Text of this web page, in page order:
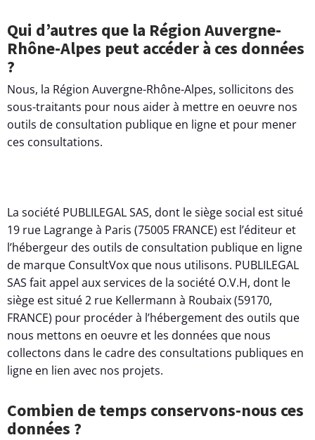
Qui d’autres que la Région Auvergne-
Rhône-Alpes peut accéder à ces données
?
Nous, la Région Auvergne-Rhône-Alpes, sollicitons des
sous-traitants pour nous aider à mettre en oeuvre nos
outils de consultation publique en ligne et pour mener
ces consultations.
La société PUBLILEGAL SAS, dont le siège social est situé
19 rue Lagrange à Paris (75005 FRANCE) est l’éditeur et
l’hébergeur des outils de consultation publique en ligne
de marque ConsultVox que nous utilisons. PUBLILEGAL
SAS fait appel aux services de la société O.V.H, dont le
siège est situé 2 rue Kellermann à Roubaix (59170,
FRANCE) pour procéder à l’hébergement des outils que
nous mettons en oeuvre et les données que nous
collectons dans le cadre des consultations publiques en
ligne en lien avec nos projets.
Combien de temps conservons-nous ces
données ?